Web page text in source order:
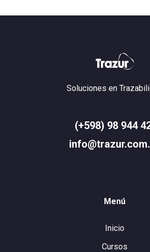
Soluciones en
(+598) 98 944
Menú
Inicio
Cursos